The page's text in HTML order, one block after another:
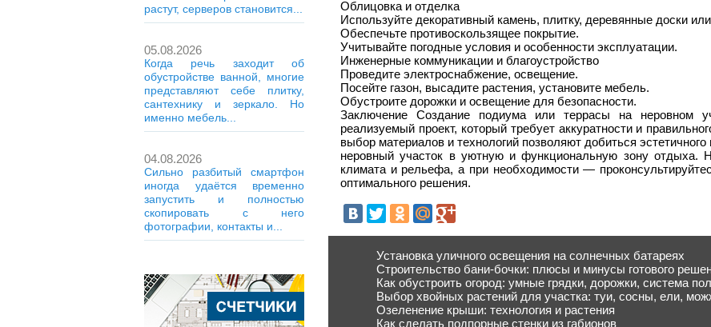
растут, серверов становится...
05.08.2026
Когда речь заходит об
обустройстве ванной, многие
представляют себе плитку,
сантехнику и зеркало. Но
именно мебель...
04.08.2026
Сильно разбитый смартфон
иногда удаётся временно
запустить и полностью
скопировать с него
фотографии, контакты и...
Облицовка и отделка
Используйте декоративный камень, плитку, деревянные доски
Обеспечьте противоскользящее покрытие.
Учитывайте погодные условия и особенности эксплуатации.
Инженерные коммуникации и благоустройство
Проведите электроснабжение, освещение.
Посейте газон, высадите растения, установите мебель.
Обустроите дорожки и освещение для безопасности.
Заключение Создание подиума или террасы на неровном
реализуемый проект, который требует аккуратности и
выбор материалов и технологий позволяют добиться
неровный участок в уютную и функциональную зону отдыха.
климата и рельефа, а при необходимости —
оптимального решения.
Установка уличного освещения на солнечных батареях
Строительство бани-бочки: плюсы и минусы готового
Как обустроить огород: умные грядки, дорожки, система
Выбор хвойных растений для участка: туи, сосны, ели,
Озеленение крыши: технология и растения
Как сделать подпорные стенки из габионов